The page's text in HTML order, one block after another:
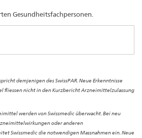
Gesundheitsfachpersonen.
demjenigen des SwissPAR. Neue Erkenntnisse
fliessen nicht in den Kurzbericht Arzneimittelzulassung
werden von Swissmedic überwacht. Bei neu
oder anderen
Swissmedic die notwendigen Massnahmen ein. Neue